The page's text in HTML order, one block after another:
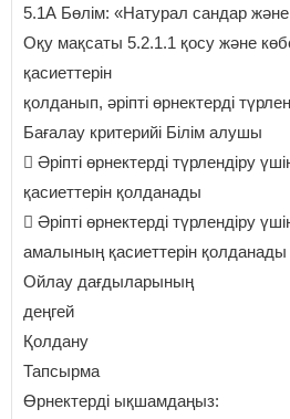
5.1А Бөлім: «Натурал сандар
Оқу мақсаты 5.2.1.1 қосу және
қасиеттерін
қолданып, әріпті өрнектерді
Бағалау критерийі Білім алушы
 Әріпті өрнектерді түрлендіру
қасиеттерін қолданады
 Әріпті өрнектерді түрлендіру
амалының қасиеттерін қолданады
Ойлау дағдыларының
деңгей
Қолдану
Тапсырма
Өрнектерді ықшамдаңыз: